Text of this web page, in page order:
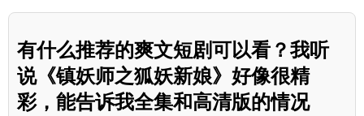
有什么推荐的爽文短剧可以看？我听
说《镇妖师之狐妖新娘》好像很精
彩，能告诉我全集和高清版的情况